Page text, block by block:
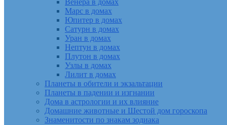
Венера в домах
Марс в домах
Юпитер в домах
Сатурн в домах
Уран в домах
Нептун в домах
Плутон в домах
Узлы в домах
Лилит в домах
Планеты в обители и экзальтации
Планеты в падении и изгнании
Дома в астрологии и их влияние
Домашние животные и Шестой дом гороскопа
Знаменитости по знакам зодиака